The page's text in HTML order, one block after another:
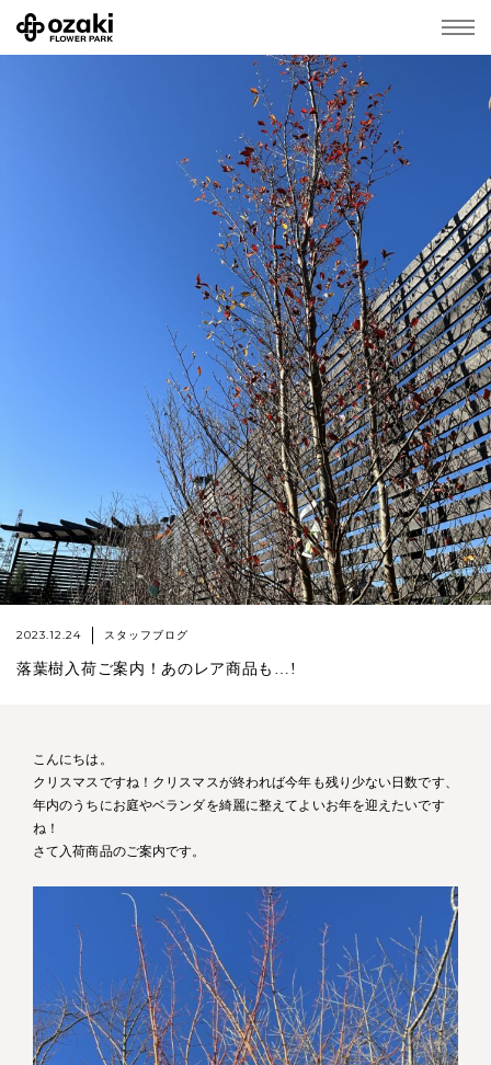
2023.12.24 スタッフブログ
落葉樹入荷ご案内！あのレア商品も…!
こんにちは。
クリスマスですね！クリスマスが終われば今年も残り少ない日数です、
年内のうちにお庭やベランダを綺麗に整えてよいお年を迎えたいです
ね！
さて入荷商品のご案内です。